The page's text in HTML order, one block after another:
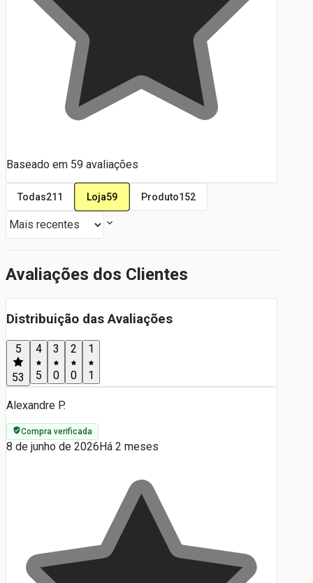
Baseado em 59 avaliações
Todas211 Loja59 Produto152
Avaliações dos Clientes
Distribuição das Avaliações
5
53
4
5
3
0
2
0
1
1
Alexandre P.
Compra verificada
8 de junho de 2026Há 2 meses